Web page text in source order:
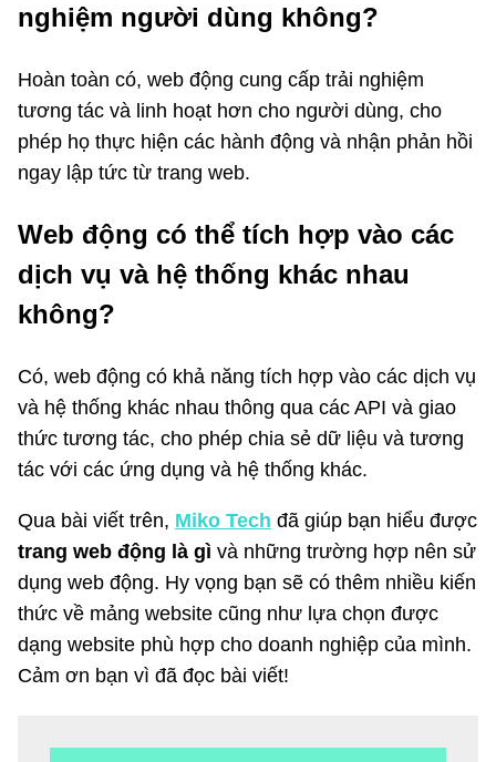
nghiệm người dùng không?
Hoàn toàn có, web động cung cấp trải nghiệm
tương tác và linh hoạt hơn cho người dùng, cho
phép họ thực hiện các hành động và nhận phản hồi
ngay lập tức từ trang web.
Web động có thể tích hợp vào các
dịch vụ và hệ thống khác nhau
không?
Có, web động có khả năng tích hợp vào các dịch vụ
và hệ thống khác nhau thông qua các API và giao
thức tương tác, cho phép chia sẻ dữ liệu và tương
tác với các ứng dụng và hệ thống khác.
Qua bài viết trên, Miko Tech đã giúp bạn hiểu được
trang web động là gì và những trường hợp nên sử
dụng web động. Hy vọng bạn sẽ có thêm nhiều kiến
thức về mảng website cũng như lựa chọn được
dạng website phù hợp cho doanh nghiệp của mình.
Cảm ơn bạn vì đã đọc bài viết!